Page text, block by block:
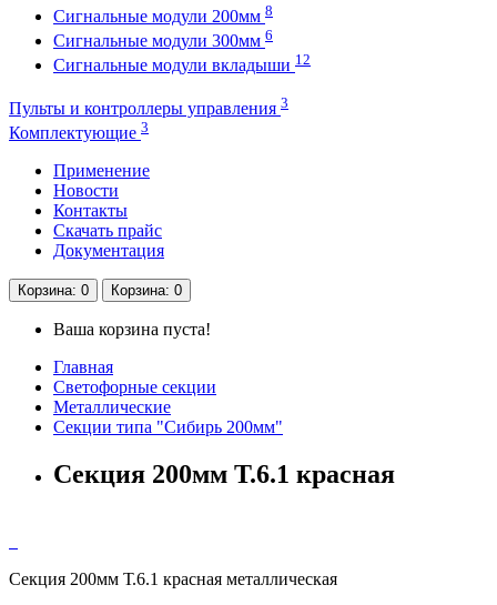
Сигнальные модули 200мм 8
Сигнальные модули 300мм 6
Сигнальные модули вкладыши 12
Пульты и контроллеры управления 3
Комплектующие 3
Применение
Новости
Контакты
Скачать прайс
Документация
Корзина: 0 Корзина: 0
Ваша корзина пуста!
Главная
Светофорные секции
Металлические
Секции типа "Сибирь 200мм"
Секция 200мм Т.6.1 красная
Секция 200мм Т.6.1 красная металлическая